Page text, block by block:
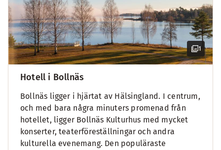
1
Hotell i Bollnäs
Bollnäs ligger i hjärtat av Hälsingland. I centrum,
och med bara några minuters promenad från
hotellet, ligger Bollnäs Kulturhus med mycket
konserter, teaterföreställningar och andra
kulturella evenemang. Den populäraste